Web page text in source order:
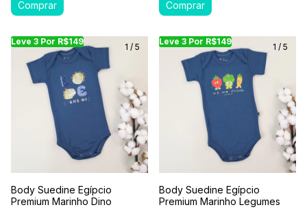
Leve 3 Por R$149
Leve 3 Por R$149 Leve 3 Por R$149 Leve
1 / 5
Body Suedine Egípcio
Premium Marinho Dino
Leve 3 Por R$149
Leve 3 Por R$149
1 / 5
Body Suedine Egípcio
Premium Marinho Legumes